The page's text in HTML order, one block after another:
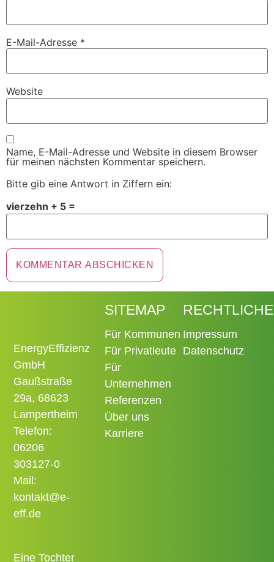
E-Mail-Adresse *
Website
Name, E-Mail-Adresse und Website in diesem Browser
für meinen nächsten Kommentar speichern.
Bitte gib eine Antwort in Ziffern ein:
vierzehn + 5 =
EnergyEffizienz
GmbH
Gaußstraße
29a, 68623
Lampertheim
Telefon:
06206
303127-0
Mail:
kontakt@e-
eff.de
Eine Tochter
SITEMAP
Für Kommunen
Für Privatleute
Für
Unternehmen
Referenzen
Über uns
Karriere
Impressum
Datenschutz